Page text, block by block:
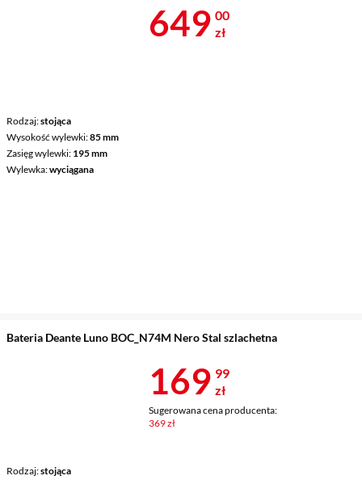
Rodzaj stojąca
Wysokość wylewki 85 mm
Zasięg wylewki 195 mm
Wylewka wyciągana
Cena 649 zł
649 00
zł
Bateria Deante Luno BOC_N74M Nero Stal szlachetna
Rodzaj stojąca
Cena 169,99
169 99
zł
Sugerowana cena producenta:
369 zł